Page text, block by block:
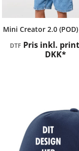
STANLEY /
Mini Creator 2.0 (POD)
DTF Pris inkl. print
DKK*